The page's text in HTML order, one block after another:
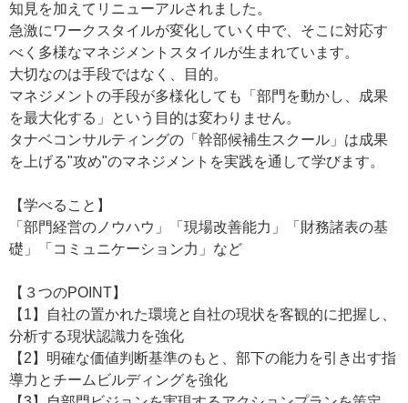
知見を加えてリニューアルされました。
急激にワークスタイルが変化していく中で、そこに対応す
べく多様なマネジメントスタイルが生まれています。
大切なのは手段ではなく、目的。
マネジメントの手段が多様化しても「部門を動かし、成果
を最大化する」という目的は変わりません。
タナベコンサルティングの「幹部候補生スクール」は成果
を上げる"攻め"のマネジメントを実践を通して学びます。
【学べること】
「部門経営のノウハウ」「現場改善能力」「財務諸表の基
礎」「コミュニケーション力」など
【３つのPOINT】
【1】自社の置かれた環境と自社の現状を客観的に把握し、
分析する現状認識力を強化
【2】明確な価値判断基準のもと、部下の能力を引き出す指
導力とチームビルディングを強化